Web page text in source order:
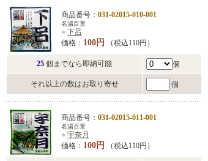
商品番号： 031-02015-010-001
名湯百景
● 下呂
価格： 100円 （税込110円）
25 個までなら即納可能 個
それ以上の数はお取り寄せ 個
商品番号： 031-02015-011-001
名湯百景
● 宇奈月
価格： 100円 （税込110円）